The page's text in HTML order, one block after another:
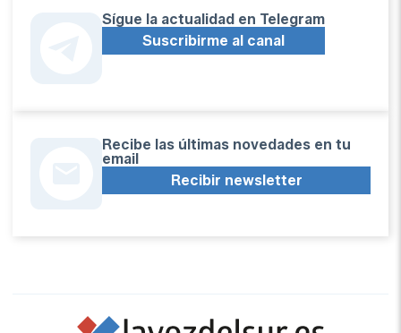
Sígue la actualidad en Telegram
Suscribirme al canal
Recibe las últimas novedades en tu
email
Recibir newsletter